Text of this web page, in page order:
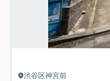
渋谷区神宮前